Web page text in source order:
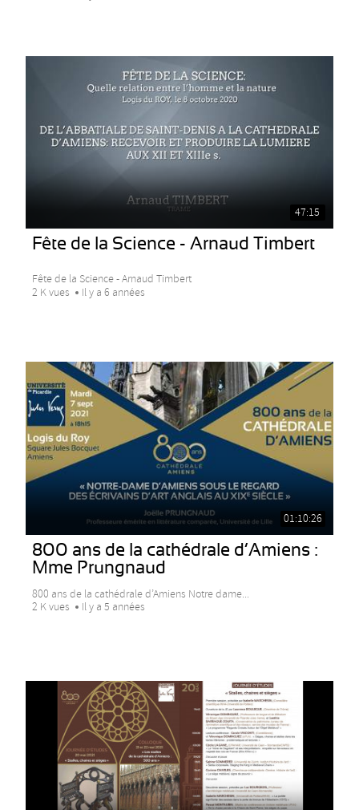
47:15
Fête de la Science - Arnaud Timbert
Fête de la Science - Arnaud Timbert
2 K vues
Il y a 6 années
01:10:26
800 ans de la cathédrale d’Amiens :
Mme Prungnaud
800 ans de la cathédrale d’Amiens Notre dame...
2 K vues
Il y a 5 années